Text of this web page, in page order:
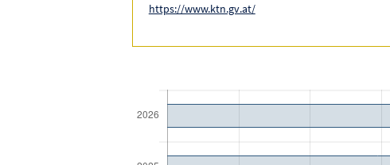
https://www.ktn.gv.at/